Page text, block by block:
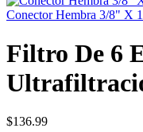
Conector Hembra 3/8" X
Filtro De 6
$136.99